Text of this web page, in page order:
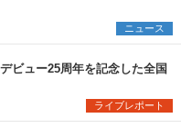
ニュース
ビュー25周年を記念した全国
ライブレポート